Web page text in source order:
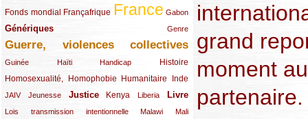
Fonds mondial
(48/289) Françafrique
(39/289) France
(289/289) Gabon
(12/289)
Génériques
(59/289) Genre
(22/289)
Guerre, violences collectives
(149/289)
Guinée
(12/289) Haïti
(15/289) Handicap
(10/289) Histoire
(49/289)
Homosexualité, Homophobie
(44/289) Humanitaire
(47/289) Inde
(34/289)
JAIV
(10/289)Jeunesse
(21/289) Justice
(65/289) Kenya
(35/289) Liberia
(25/289) Livre
(62/289)
Lois transmission intentionnelle
(24/289) Malawi
(11/289) Mali
(21/289)
grand
moment
partenaire.